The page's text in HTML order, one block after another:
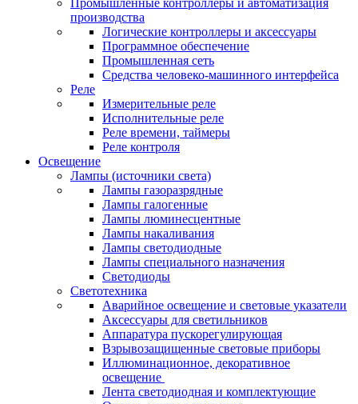
Промышленные контроллеры и автоматизация
производства
Логические контроллеры и аксессуары
Программное обеспечение
Промышленная сеть
Средства человеко-машинного интерфейса
Реле
Измерительные реле
Исполнительные реле
Реле времени, таймеры
Реле контроля
Освещение
Лампы (источники света)
Лампы газоразрядные
Лампы галогенные
Лампы люминесцентные
Лампы накаливания
Лампы светодиодные
Лампы специального назначения
Светодиоды
Светотехника
Аварийное освещение и световые указатели
Аксессуары для светильников
Аппаратура пускорегулирующая
Взрывозащищенные световые приборы
Иллюминационное, декоративное
освещение
Лента светодиодная и комплектующие